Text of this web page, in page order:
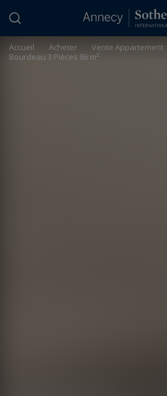
Accueil Acheter
Vente Appartement
Bourdeau 3 Pièces 86 m²